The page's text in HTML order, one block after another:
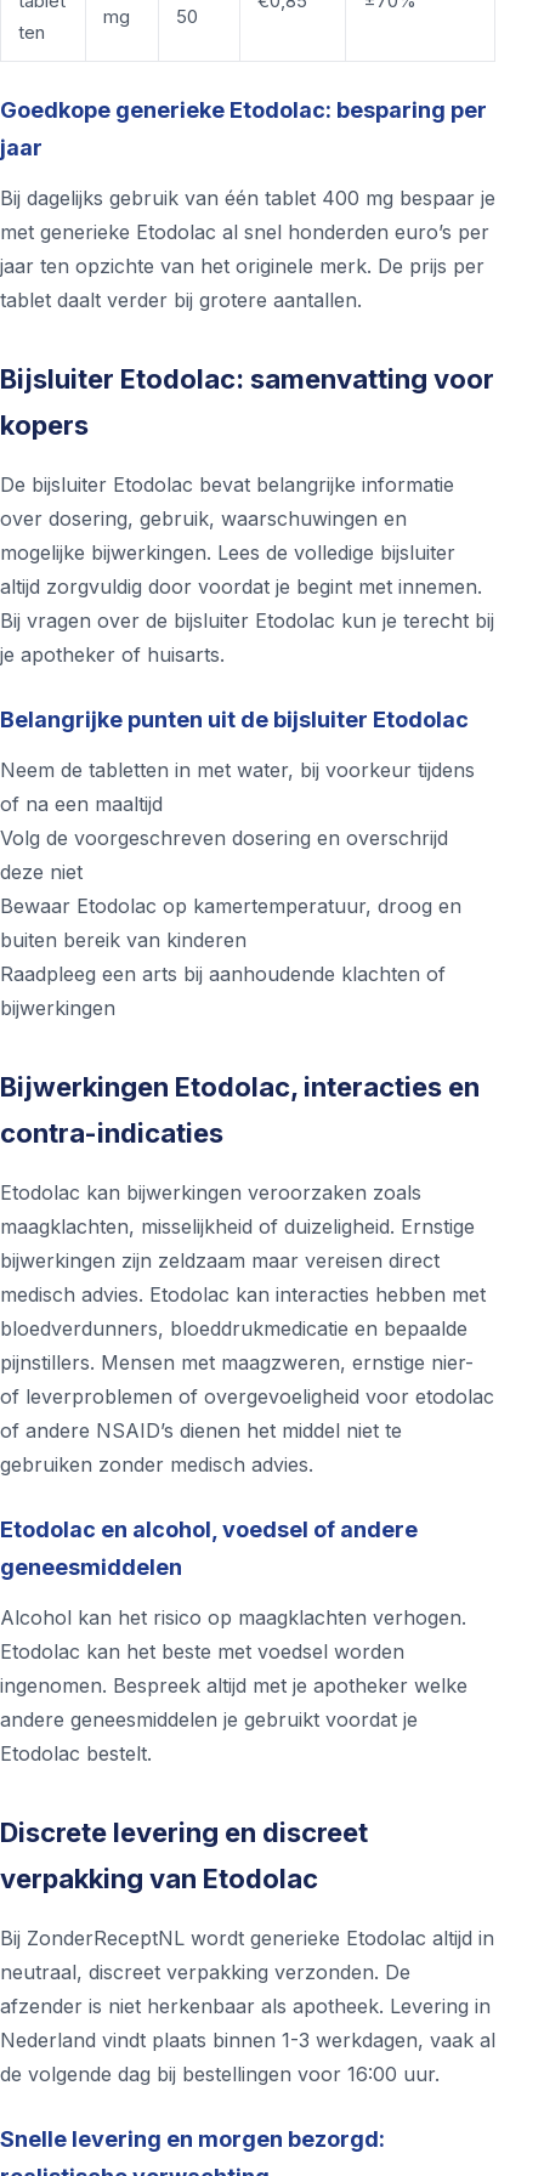
ten
mg 50
Goedkope generieke Etodolac: besparing per
jaar
Bij dagelijks gebruik van één tablet 400 mg bespaar je
met generieke Etodolac al snel honderden euro’s per
jaar ten opzichte van het originele merk. De prijs per
tablet daalt verder bij grotere aantallen.
Bijsluiter Etodolac: samenvatting voor
kopers
De bijsluiter Etodolac bevat belangrijke informatie
over dosering, gebruik, waarschuwingen en
mogelijke bijwerkingen. Lees de volledige bijsluiter
altijd zorgvuldig door voordat je begint met innemen.
Bij vragen over de bijsluiter Etodolac kun je terecht bij
je apotheker of huisarts.
Belangrijke punten uit de bijsluiter Etodolac
Neem de tabletten in met water, bij voorkeur tijdens
of na een maaltijd
Volg de voorgeschreven dosering en overschrijd
deze niet
Bewaar Etodolac op kamertemperatuur, droog en
buiten bereik van kinderen
Raadpleeg een arts bij aanhoudende klachten of
bijwerkingen
Bijwerkingen Etodolac, interacties en
contra-indicaties
Etodolac kan bijwerkingen veroorzaken zoals
maagklachten, misselijkheid of duizeligheid. Ernstige
bijwerkingen zijn zeldzaam maar vereisen direct
medisch advies. Etodolac kan interacties hebben met
bloedverdunners, bloeddrukmedicatie en bepaalde
pijnstillers. Mensen met maagzweren, ernstige nier-
of leverproblemen of overgevoeligheid voor etodolac
of andere NSAID’s dienen het middel niet te
gebruiken zonder medisch advies.
Etodolac en alcohol, voedsel of andere
geneesmiddelen
Alcohol kan het risico op maagklachten verhogen.
Etodolac kan het beste met voedsel worden
ingenomen. Bespreek altijd met je apotheker welke
andere geneesmiddelen je gebruikt voordat je
Etodolac bestelt.
Discrete levering en discreet
verpakking van Etodolac
Bij ZonderReceptNL wordt generieke Etodolac altijd in
neutraal, discreet verpakking verzonden. De
afzender is niet herkenbaar als apotheek. Levering in
Nederland vindt plaats binnen 1-3 werkdagen, vaak al
de volgende dag bij bestellingen voor 16:00 uur.
Snelle levering en morgen bezorgd: